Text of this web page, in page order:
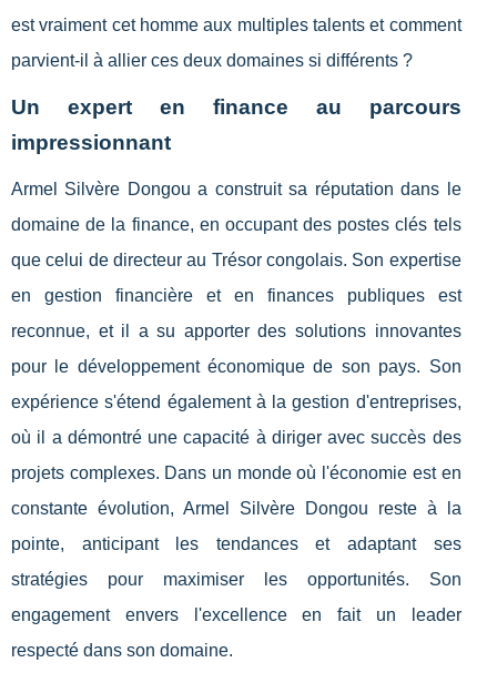
est vraiment cet homme aux multiples talents et comment
parvient-il à allier ces deux domaines si différents ?
Un expert en finance au parcours
impressionnant
Armel Silvère Dongou a construit sa réputation dans le
domaine de la finance, en occupant des postes clés tels
que celui de directeur au Trésor congolais. Son expertise
en gestion financière et en finances publiques est
reconnue, et il a su apporter des solutions innovantes
pour le développement économique de son pays. Son
expérience s'étend également à la gestion d'entreprises,
où il a démontré une capacité à diriger avec succès des
projets complexes. Dans un monde où l'économie est en
constante évolution, Armel Silvère Dongou reste à la
pointe, anticipant les tendances et adaptant ses
stratégies pour maximiser les opportunités. Son
engagement envers l'excellence en fait un leader
respecté dans son domaine.